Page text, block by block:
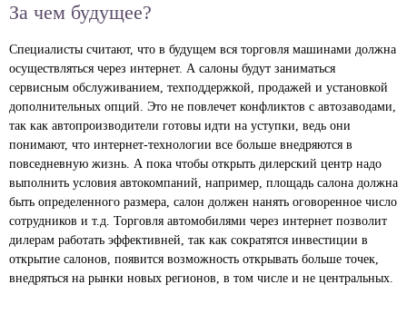
За чем будущее?
Специалисты считают, что в будущем вся торговля машинами должна
осуществляться через интернет. А салоны будут заниматься
сервисным обслуживанием, техподдержкой, продажей и установкой
дополнительных опций. Это не повлечет конфликтов с автозаводами,
так как автопроизводители готовы идти на уступки, ведь они
понимают, что интернет-технологии все больше внедряются в
повседневную жизнь. А пока чтобы открыть дилерский центр надо
выполнить условия автокомпаний, например, площадь салона должна
быть определенного размера, салон должен нанять оговоренное число
сотрудников и т.д. Торговля автомобилями через интернет позволит
дилерам работать эффективней, так как сократятся инвестиции в
открытие салонов, появится возможность открывать больше точек,
внедряться на рынки новых регионов, в том числе и не центральных.